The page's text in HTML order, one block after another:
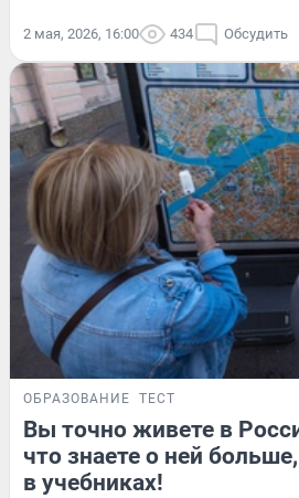
2 мая, 2026, 16:00 434 Обсудить
ОБРАЗОВАНИЕ ТЕСТ
Вы точно живете в
что знаете о ней
в учебниках!